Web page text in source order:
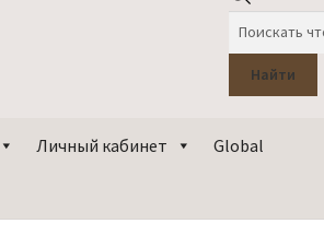
Найти
Личный кабинет Global